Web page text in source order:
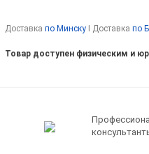
Доставка по Минску I Доставка по
Товар доступен физическим и